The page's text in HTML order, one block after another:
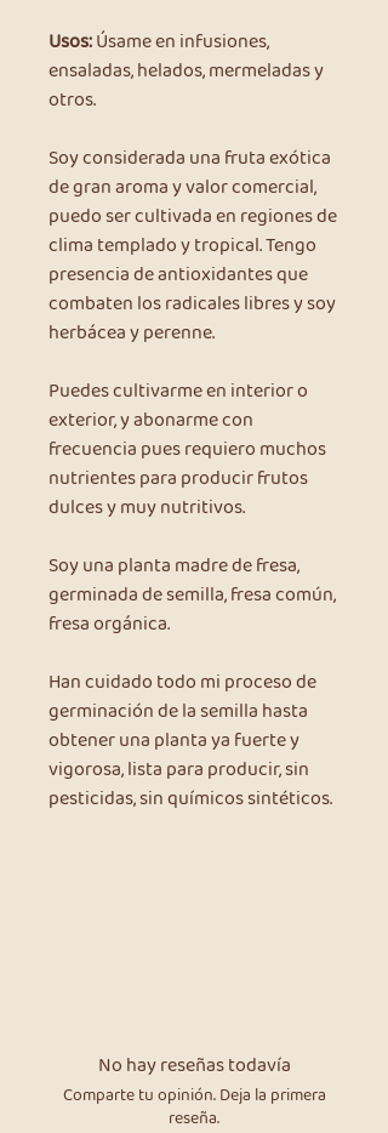
Usos:Úsame en infusiones,
ensaladas, helados, mermeladas y
otros.
Soy considerada una fruta exótica
de gran aroma y valor comercial,
puedo ser cultivada en regiones de
clima templado y tropical. Tengo
presencia de antioxidantes que
combaten los radicales libres y soy
herbácea y perenne.
Puedes cultivarme en interior o
exterior, y abonarme con
frecuencia pues requiero muchos
nutrientes para producir frutos
dulces y muy nutritivos.
Soy una planta madre de fresa,
germinada de semilla, fresa común,
fresa orgánica.
Han cuidado todo mi proceso de
germinación de la semilla hasta
obtener una planta ya fuerte y
vigorosa, lista para producir, sin
pesticidas, sin químicos sintéticos.
No hay reseñas todavía
Comparte tu opinión. Deja la primera
reseña.